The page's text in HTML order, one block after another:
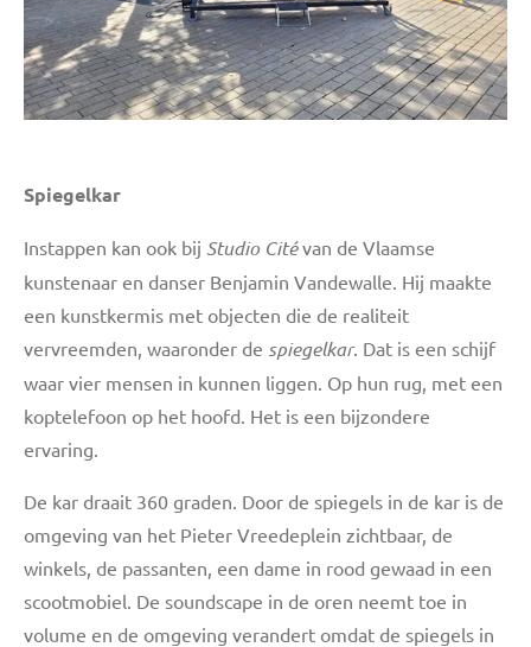
Spiegelkar
Instappen kan ook bij Studio Citévan de Vlaamse
kunstenaar en danser Benjamin Vandewalle. Hij maakte
een kunstkermis met objecten die de realiteit
vervreemden, waaronder de spiegelkar. Dat is een schijf
waar vier mensen in kunnen liggen. Op hun rug, met een
koptelefoon op het hoofd. Het is een bijzondere
ervaring.
De kar draait 360 graden. Door de spiegels in de kar is de
omgeving van het Pieter Vreedeplein zichtbaar, de
winkels, de passanten, een dame in rood gewaad in een
scootmobiel. De soundscape in de oren neemt toe in
volume en de omgeving verandert omdat de spiegels in